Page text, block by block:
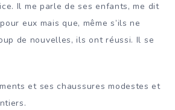
Il me parle de ses enfants, me dit
eux mais que, même s’ils ne
de nouvelles, ils ont réussi. Il se
et ses chaussures modestes et